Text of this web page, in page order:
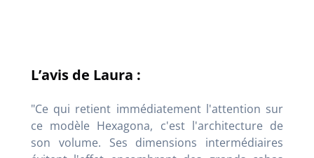
L’avis de Laura :
"Ce qui retient immédiatement l'attention sur
ce modèle Hexagona, c'est l'architecture de
son volume. Ses dimensions intermédiaires